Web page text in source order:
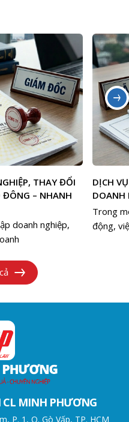
ĐÔNG – NHANH
doanh nghiệp,
DỊCH
DOANH
Trong
động,
CL MINH PHƯƠNG
P. 1, Q. Gò Vấp, TP. HCM